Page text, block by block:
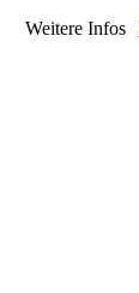
Weitere Infos